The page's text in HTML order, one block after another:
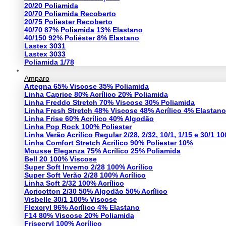
20/20 Poliamida
20/70 Poliamida Recoberto
20/75 Poliester Recoberto
40/70 87% Poliamida 13% Elastano
40/150 92% Poliéster 8% Elastano
Lastex 3031
Lastex 3033
Poliamida 1/78
Amparo
Artegna 65% Viscose 35% Poliamida
Linha Caprice 80% Acrílico 20% Poliamida
Linha Freddo Stretch 70% Viscose 30% Poliamida
Linha Fresh Stretch 48% Viscose 48% Acrílico 4% Elastano
Linha Frise 60% Acrílico 40% Algodão
Linha Pop Rock 100% Poliester
Linha Verão Acrílico Regular 2/28, 2/32, 10/1, 1/15 e 30/1
Linha Comfort Stretch Acrílico 90% Poliester 10%
Mousse Eleganza 75% Acrílico 25% Poliamida
Bell 20 100% Viscose
Super Soft Inverno 2/28 100% Acrílico
Super Soft Verão 2/28 100% Acrílico
Linha Soft 2/32 100% Acrílico
Acricotton 2/30 50% Algodão 50% Acrílico
Visbelle 30/1 100% Viscose
Flexcryl 96% Acrílico 4% Elastano
F14 80% Viscose 20% Poliamida
Frisecryl 100% Acrílico